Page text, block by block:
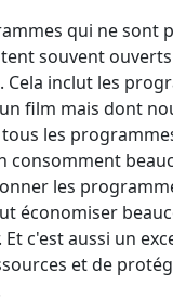
qui ne sont
souvent
Cela inclut les
film mais dont
les
consomment
les
économiser
c'est aussi un
et de